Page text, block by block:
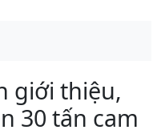
giới thiệu,
30 tấn cam